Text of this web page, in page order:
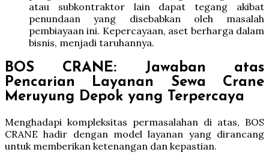
atau subkontraktor lain dapat tegang akibat
penundaan yang disebabkan oleh masalah
pembiayaan ini. Kepercayaan, aset berharga dalam
bisnis, menjadi taruhannya.
BOS CRANE: Jawaban atas
Pencarian Layanan Sewa Crane
Meruyung Depok yang Terpercaya
Menghadapi kompleksitas permasalahan di atas, BOS
CRANE hadir dengan model layanan yang dirancang
untuk memberikan ketenangan dan kepastian.